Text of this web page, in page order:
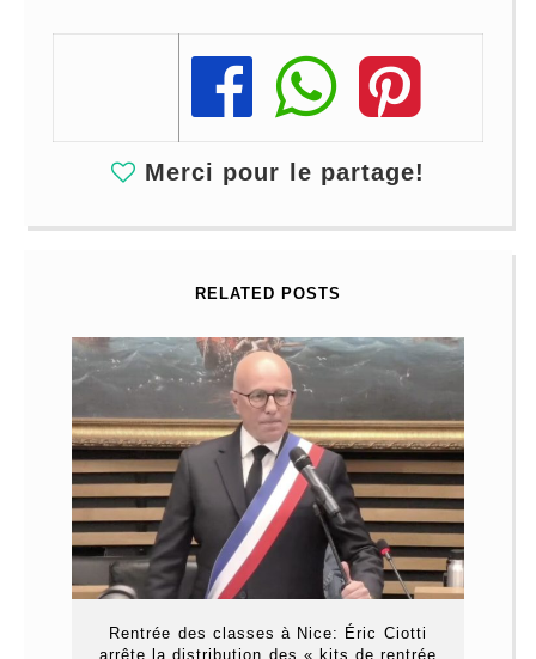
Share
Share
Share
Merci pour le partage!
RELATED POSTS
Rentrée des classes à Nice: Éric Ciotti
arrête la distribution des « kits de rentrée